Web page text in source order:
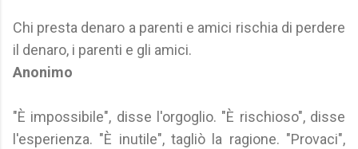
Chi presta denaro a parenti e amici rischia di perdere
il denaro, i parenti e gli amici.
Anonimo
"È impossibile", disse l'orgoglio. "È rischioso", disse
l'esperienza. "È inutile", tagliò la ragione. "Provaci",